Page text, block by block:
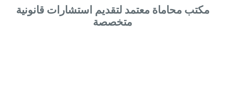
مكتب محاماة معتمد لتقديم استشارات قانونية
متخصصة